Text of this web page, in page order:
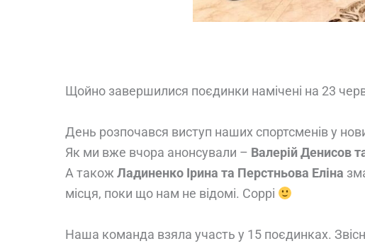
Щойно завершилися поєдинки намічені на 23
День розпочався виступ наших спортсменів у
Як ми вже вчора анонсували – Валерій Денисов
А також Ладиненко Ірина та Перстньова Еліна
місця, поки що нам не відомі. Соррі
Наша команда взяла участь у 15 поєдинках.